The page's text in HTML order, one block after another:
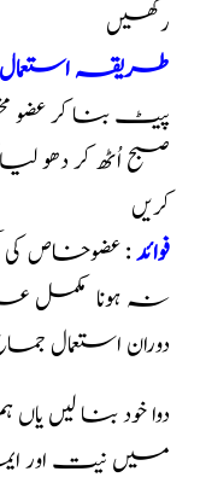
رکھیں
طریقہ استعمال
پیٹ بنا کر عضو
صبح اُٹھ کر دھو
کریں
فوائد: عضوخاص کی
نہ ہونا مکمل
دوران استعمال
دوا خود بنا لیں
میں نیت اور